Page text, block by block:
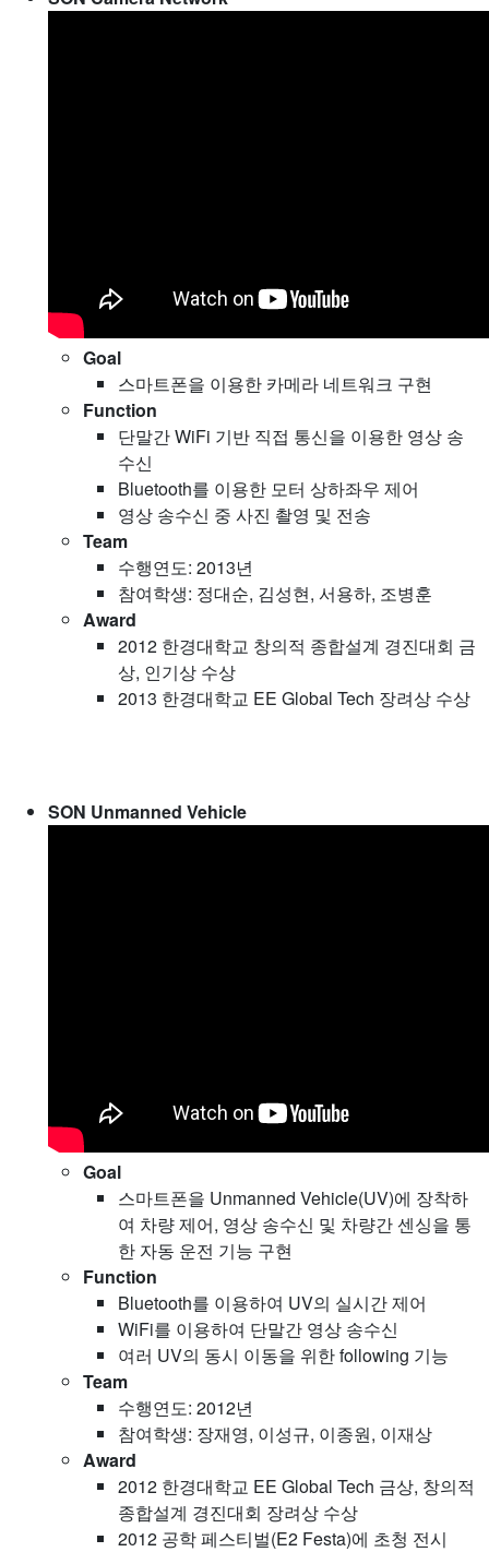
Goal
스마트폰을 이용한 카메라 네트워크 구현
Function
단말간 WiFi 기반 직접 통신을 이용한 영상 송
수신
Bluetooth를 이용한 모터 상하좌우 제어
영상 송수신 중 사진 촬영 및 전송
Team
수행연도: 2013년
참여학생: 정대순, 김성현, 서용하, 조병훈
Award
2012 한경대학교 창의적 종합설계 경진대회 금
상, 인기상 수상
2013 한경대학교 EE Global Tech 장려상 수상
SON Unmanned Vehicle
Goal
스마트폰을 Unmanned Vehicle(UV)에 장착하
여 차량 제어, 영상 송수신 및 차량간 센싱을 통
한 자동 운전 기능 구현
Function
Bluetooth를 이용하여 UV의 실시간 제어
WiFi를 이용하여 단말간 영상 송수신
여러 UV의 동시 이동을 위한 following 기능
Team
수행연도: 2012년
참여학생: 장재영, 이성규, 이종원, 이재상
Award
2012 한경대학교 EE Global Tech 금상, 창의적
종합설계 경진대회 장려상 수상
2012 공학 페스티벌(E2 Festa)에 초청 전시